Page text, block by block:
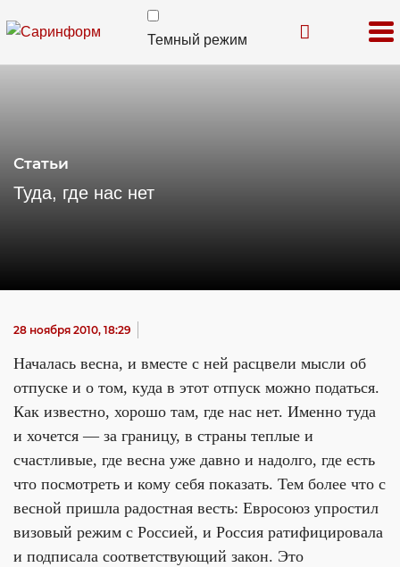
Темный режим
Статьи
Туда, где нас нет
28 ноября 2010, 18:29
Началась весна, и вместе с ней расцвели мысли об
отпуске и о том, куда в этот отпуск можно податься.
Как известно, хорошо там, где нас нет. Именно туда
и хочется — за границу, в страны теплые и
счастливые, где весна уже давно и надолго, где есть
что посмотреть и кому себя показать. Тем более что с
весной пришла радостная весть: Евросоюз упростил
визовый режим с Россией, и Россия ратифицировала
и подписала соответствующий закон. Это